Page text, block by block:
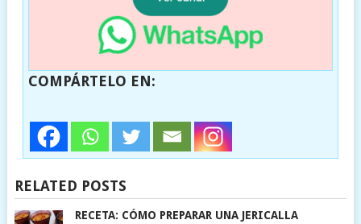
COMPÁRTELO EN:
RELATED POSTS
RECETA: CÓMO PREPARAR UNA JERICALLA